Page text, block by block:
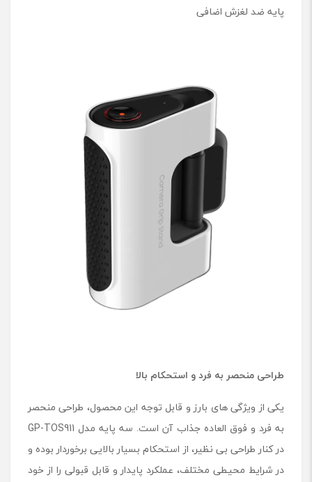
پایه ضد لغزش اضافی
طراحی منحصر به فرد و استحکام بالا
یکی از ویژگی های بارز و قابل توجه این محصول، طراحی منحصر
به فرد و فوق العاده جذاب آن است. سه پایه مدل GP-TOS911
در کنار طراحی بی ‌نظیر، از استحکام بسیار بالایی برخوردار بوده و
در شرایط محیطی مختلف، عملکرد پایدار و قابل قبولی را از خود